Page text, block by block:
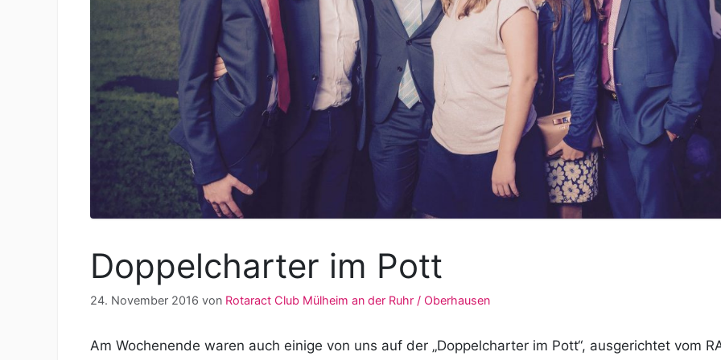
Doppelcharter im Pott
24. November 2016 von Rotaract Club Mülheim an der Ruhr / Oberhausen
Am Wochenende waren auch einige von uns auf der „Doppelcharter im Pott“, ausgerichtet vom